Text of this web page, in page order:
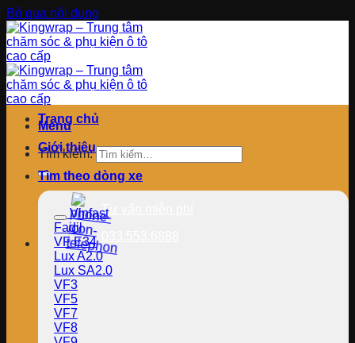
Bỏ qua nội dung
Menu
Tìm kiếm:
Tư vấn miễn phí
Trang chủ
Giới thiệu
Tìm theo dòng xe
Vinfast
Fadil
VF E34
Lux A2.0
Lux SA2.0
VF3
VF5
VF7
VF8